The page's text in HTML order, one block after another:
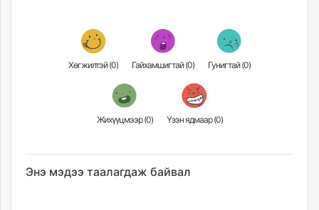
Хөгжилтэй (0) Гайхамшигтай (0) Гунигтай (0)
Жихүүцмээр (0) Үзэн ядмаар (0)
Энэ мэдээ таалагдаж байвал